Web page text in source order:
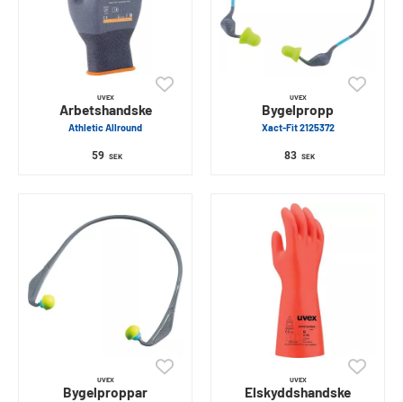
UVEX
Arbetshandske
Athletic Allround
59 SEK
UVEX
Bygelpropp
Xact-Fit 2125372
83 SEK
UVEX
Bygelproppar
UVEX
Elskyddshandske